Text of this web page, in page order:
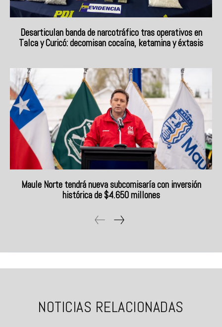
Desarticulan banda de narcotráfico tras operativos en
Talca y Curicó: decomisan cocaína, ketamina y éxtasis
Maule Norte tendrá nueva subcomisaría con inversión
histórica de $4.650 millones
NOTICIAS RELACIONADAS